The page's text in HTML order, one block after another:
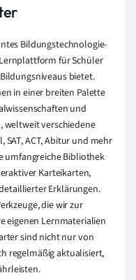
Bildungstechnologie-
für Schüler
bietet.
in einer breiten Palette
und
weltweit verschiedene
SAT, ACT, Abitur und mehr
umfangreiche Bibliothek
Karteikarten,
Erklärungen.
die wir zur
eigenen Lernmaterialien
sind nicht nur von
regelmäßig aktualisiert,